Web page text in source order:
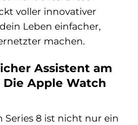
voller innovativer
Leben einfacher,
machen.
Assistent am
Apple Watch
Series 8 ist nicht nur ein